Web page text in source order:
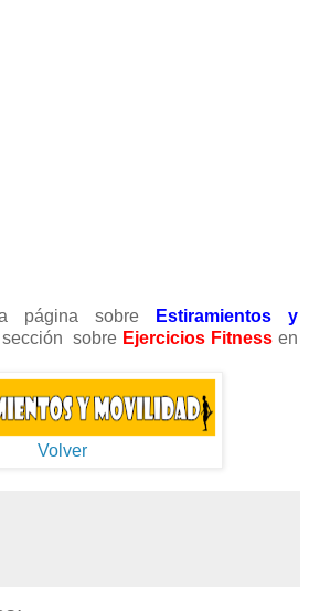
página sobre
Estiramientos y
sobre Ejercicios Fitness en
Volver